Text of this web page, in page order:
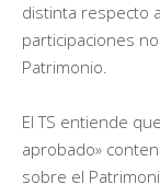
distinta respecto
participaciones
Patrimonio.
El TS entiende
aprobado»
sobre el